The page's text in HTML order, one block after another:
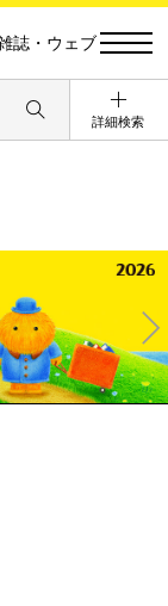
誌・ウェブ
詳細検索
Ne
xt